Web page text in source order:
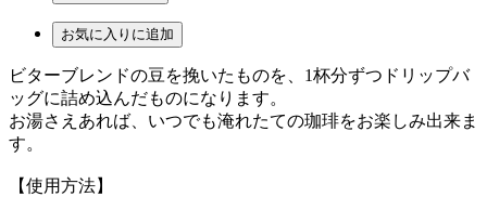
お気に入りに追加
ビターブレンドの豆を挽いたものを、1杯分ずつドリップバ
ッグに詰め込んだものになります。
お湯さえあれば、いつでも淹れたての珈琲をお楽しみ出来ま
す。
【使用方法】